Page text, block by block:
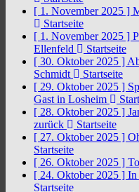
[ 1. November 2025 ]
Startseite
[ 1. November 2025 ]
Ellenfeld
Startseite
[ 30. Oktober 2025 ]
Schmidt
Startseite
[ 29. Oktober 2025 ]
Gast in Losheim
[ 28. Oktober 2025 ]
zurück
Startseite
[ 27. Oktober 2025 ]
Startseite
[ 26. Oktober 2025 ]
[ 24. Oktober 2025 ] In
Startseite